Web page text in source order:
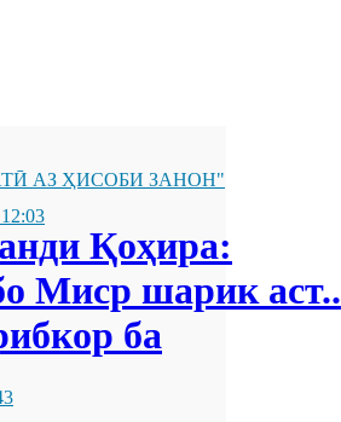
АЗ ҲИСОБИ ЗАНОН"
Қоҳира:
Миср шарик аст..
ба